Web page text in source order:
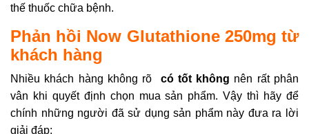
thế thuốc chữa bệnh.
Phản hồi Now Glutathione 250mg từ
khách hàng
Nhiều khách hàng không rõ có tốt không nên rất phân
vân khi quyết định chọn mua sản phẩm. Vậy thì hãy để
chính những người đã sử dụng sản phẩm này đưa ra lời
giải đáp: